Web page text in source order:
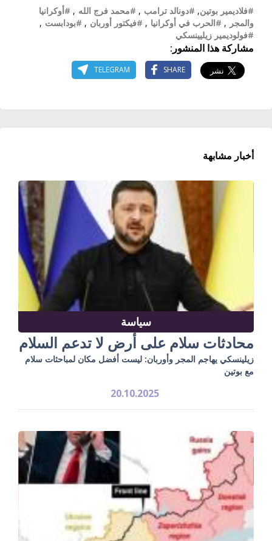
#فلاديمير بوتين, #دونالد ترامب , #محمد فرج الله , #أوكرانيا
والمجر , #الحرب في أوكرانيا , #فيكتور أوربان , #بودابست ,
#فولوديمير زيليينسكي
مشاركة هذا المنشور:
SHARE
TELEGRAM
أخبار مشابهة
سياسة
محادثات سلام على أرض لا تدعم السلام
زيلينسكي يهاجم المجر وأوربان: ليست أفضل مكان لمباحثات سلام
مع بوتين
20.10.2025